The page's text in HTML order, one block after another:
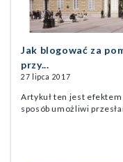
Jak blogować za
przy...
27 lipca 2017
Artykuł ten jest
sposób umożliwi